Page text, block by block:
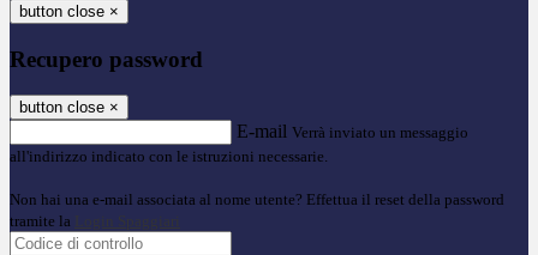
button close ×
Recupero password
button close ×
E-mail Verrà inviato un messaggio
all'indirizzo indicato con le istruzioni necessarie.
Non hai una e-mail associata al nome utente? Effettua il reset della password
tramite la Login Spaggiari